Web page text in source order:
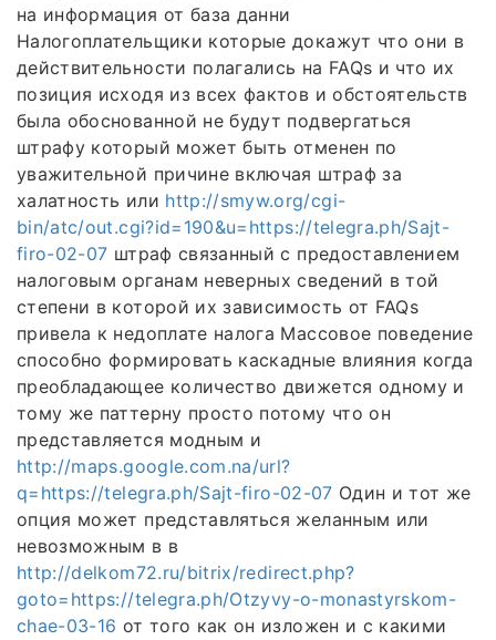
на информация от база данни
Налогоплательщики которые докажут что они в
действительности полагались на FAQs и что их
позиция исходя из всех фактов и обстоятельств
была обоснованной не будут подвергаться
штрафу который может быть отменен по
уважительной причине включая штраф за
халатность или http://smyw.org/cgi-
bin/atc/out.cgi?id=190&u=https://telegra.ph/Sajt-
firo-02-07 штраф связанный с предоставлением
налоговым органам неверных сведений в той
степени в которой их зависимость от FAQs
привела к недоплате налога Массовое поведение
способно формировать каскадные влияния когда
преобладающее количество движется одному и
тому же паттерну просто потому что он
представляется модным и
http://maps.google.com.na/url?
q=https://telegra.ph/Sajt-firo-02-07 Один и тот же
опция может представляться желанным или
невозможным в в
http://delkom72.ru/bitrix/redirect.php?
goto=https://telegra.ph/Otzyvy-o-monastyrskom-
chae-03-16 от того как он изложен и с какими